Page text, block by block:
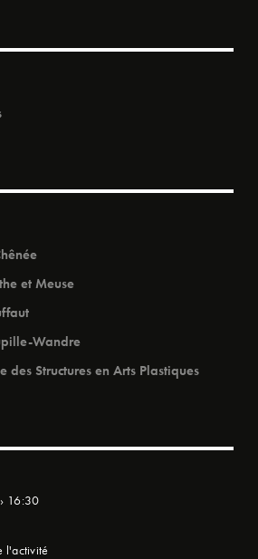
et Meuse
Wandre
des Structures en Arts Plastiques
16:30
l'activité